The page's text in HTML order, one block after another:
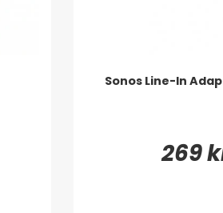
Sonos Line-In
269